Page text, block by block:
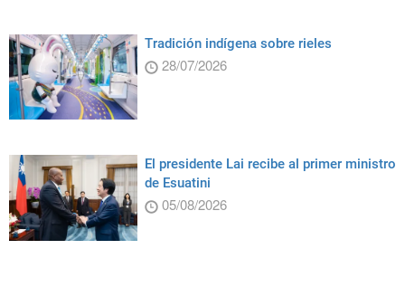
Tradición indígena sobre rieles
28/07/2026
El presidente Lai recibe al primer ministro
de Esuatini
05/08/2026